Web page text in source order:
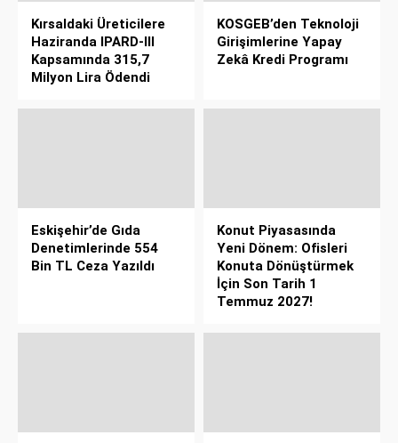
Kırsaldaki Üreticilere
Haziranda IPARD-III
Kapsamında 315,7
Milyon Lira Ödendi
KOSGEB’den Teknoloji
Girişimlerine Yapay
Zekâ Kredi Programı
Eskişehir’de Gıda
Denetimlerinde 554
Bin TL Ceza Yazıldı
Konut Piyasasında
Yeni Dönem: Ofisleri
Konuta Dönüştürmek
İçin Son Tarih 1
Temmuz 2027!